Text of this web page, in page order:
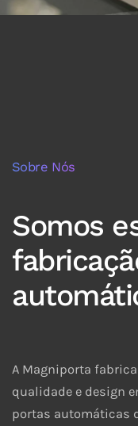
Sobre Nós
Somos
A Magniporta
qualidade e design
portas automáticas